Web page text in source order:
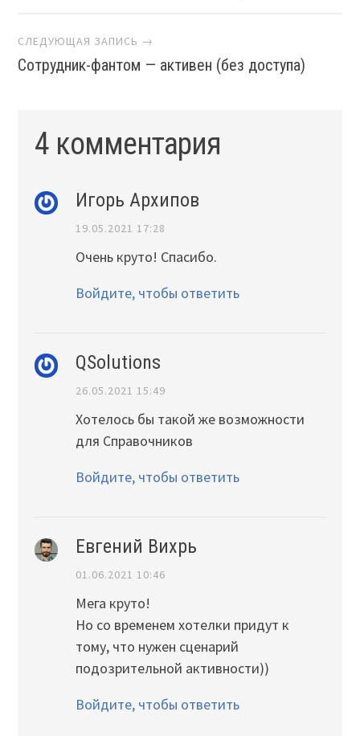
СЛЕДУЮЩАЯ ЗАПИСЬ →
Сотрудник-фантом — активен (без доступа)
4 комментария
Игорь Архипов
19.05.2021 17:28
Очень круто! Спасибо.
Войдите, чтобы ответить
QSolutions
26.05.2021 15:49
Хотелось бы такой же возможности
для Справочников
Войдите, чтобы ответить
Евгений Вихрь
01.06.2021 10:46
Мега круто!
Но со временем хотелки придут к
тому, что нужен сценарий
подозрительной активности))
Войдите, чтобы ответить